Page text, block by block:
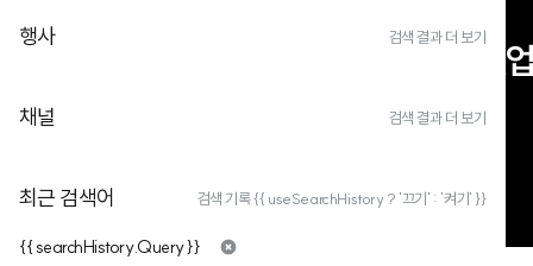
행사 검색 결과 더 보기
채널 검색 결과 더 보기
최근 검색어 검색 기록 {{ useSearchHistory ? '끄기' : '켜기' }}
{{ searchHistory.Query }}
비용 통제부터 사